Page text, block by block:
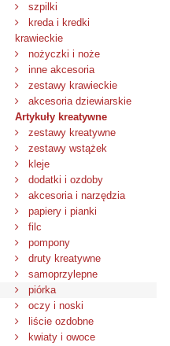
szpilki
kreda i kredki
krawieckie
nożyczki i noże
inne akcesoria
zestawy krawieckie
akcesoria dziewiarskie
Artykuły kreatywne
zestawy kreatywne
zestawy wstążek
kleje
dodatki i ozdoby
akcesoria i narzędzia
papiery i pianki
filc
pompony
druty kreatywne
samoprzylepne
piórka
oczy i noski
liście ozdobne
kwiaty i owoce